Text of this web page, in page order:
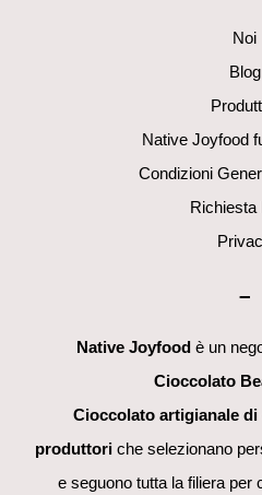
Noi
Blog
Native Joyfood
Condizioni
Richiesta
–
Native Joyfood è un
Cioccolato
Cioccolato artigianale di
produttori che selezionano
e seguono tutta la filiera per